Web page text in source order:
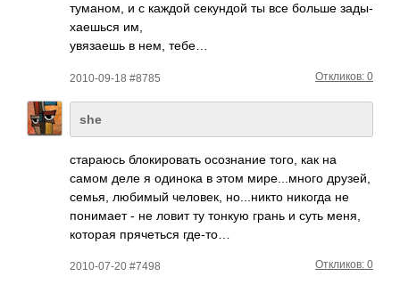
тума­ном, и с каждой секу­ндой ты все больше зады­
хаеш­ься им,
увяз­аешь в нем, тебе…
2010-09-18 #8785 Откликов: 0
she
стар­аюсь блок­иров­ать осоз­нание того, как на
самом деле я одинока в этом мире­...м­ного друзей,
семья, любимый чело­век, но..­.никто никогда не
пони­мает - не ловит ту тонкую грань и суть меня,
которая пряч­еться где-то…
2010-07-20 #7498 Откликов: 0